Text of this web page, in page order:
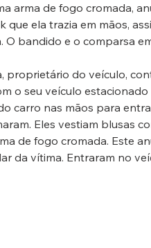
arma de fogo cromada,
que ela trazia em mãos,
O bandido e o comparsa
proprietário do veículo,
o seu veículo
carro nas mãos para
Eles vestiam blusas
de fogo cromada. Este
da vítima. Entraram no